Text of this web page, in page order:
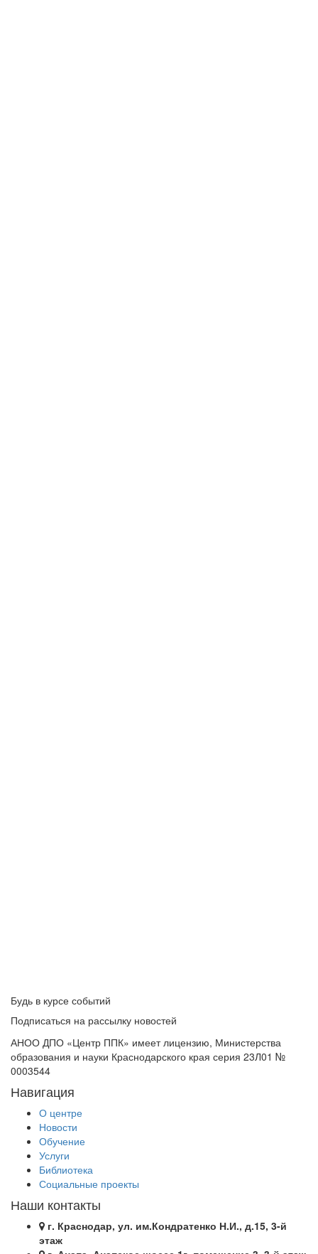
Будь в курсе событий
Подписаться на рассылку новостей
АНОО ДПО «Центр ППК» имеет лицензию, Министерства
образования и науки Краснодарского края серия 23Л01 №
0003544
Навигация
О центре
Новости
Обучение
Услуги
Библиотека
Социальные проекты
Наши контакты
г. Краснодар, ул. им.Кондратенко Н.И., д.15, 3-й
этаж